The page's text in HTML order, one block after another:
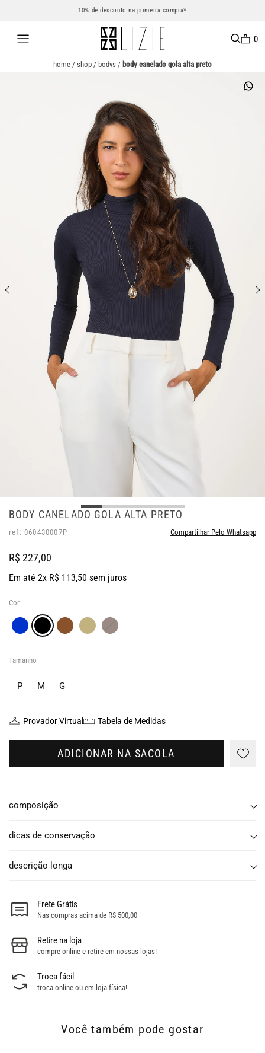
10% de desconto na primeira compra*
0
home / shop / bodys / body canelado gola alta preto
BODY CANELADO GOLA ALTA PRETO
ref: 060430007P Compartilhar Pelo Whatsapp
R$ 227,00
Em até 2x R$ 113,50 sem juros
Cor
Tamanho
P M G
Provador Virtual Tabela de Medidas
ADICIONAR NA SACOLA
composição
dicas de conservação
descrição longa
Frete Grátis
Nas compras acima de R$ 500,00
Retire na loja
compre online e retire em nossas lojas!
Troca fácil
troca online ou em loja física!
Você também pode gostar